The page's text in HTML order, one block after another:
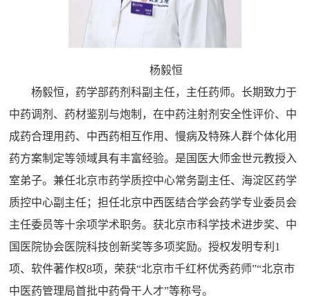
杨毅恒
杨毅恒，药学部药剂科副主任，主任药师。长期致力于
中药调剂、药材鉴别与炮制，在中药注射剂安全性评价、中
成药合理用药、中西药相互作用、慢病及特殊人群个体化用
药方案制定等领域具有丰富经验。是国医大师金世元教授入
室弟子。兼任北京市药学质控中心常务副主任、海淀区药学
质控中心副主任；担任北京中西医结合学会药学专业委员会
主任委员等十余项学术职务。获北京市科学技术进步奖、中
国医院协会医院科技创新奖等多项奖励。授权发明专利1
项、软件著作权8项，荣获“北京市千红杯优秀药师”“北京市
中医药管理局首批中药骨干人才”等称号。